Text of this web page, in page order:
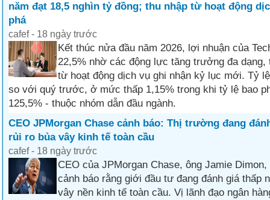
năm đạt 18,5 nghìn tỷ đồng; thu nhập từ hoạt động
phá
cafef - 18 ngày trước
Kết thúc nửa đầu năm 2026, lợi nhuận của
22,5% nhờ các động lực tăng trưởng đa dạng,
từ hoạt động dịch vụ ghi nhận kỷ lục mới. Tỷ
so với quý trước, ở mức thấp 1,15% trong khi tỷ lệ bao
125,5% - thuộc nhóm dẫn đầu ngành.
CEO JPMorgan Chase cảnh báo: Thị trường đang
rủi ro bủa vây kinh tế toàn cầu
cafef - 18 ngày trước
CEO của JPMorgan Chase, ông Jamie
cảnh báo rằng giới đầu tư đang đánh giá thấp
vây nền kinh tế toàn cầu. Vị lãnh đạo ngân